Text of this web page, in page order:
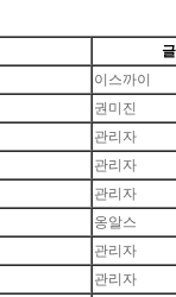
이스까이
권미진
관리자
관리자
관리자
옹알스
관리자
관리자